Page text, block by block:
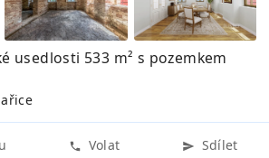
usedlosti 533 m² s pozemkem
Volat Sdílet